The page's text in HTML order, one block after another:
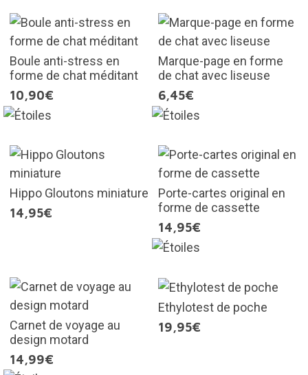
Boule anti-stress en
forme de chat méditant
10,90€
Marque-page en forme
de chat avec liseuse
6,45€
Hippo Gloutons miniature
14,95€
Porte-cartes original en
forme de cassette
14,95€
Carnet de voyage au
design motard
14,99€
Ethylotest de poche
19,95€